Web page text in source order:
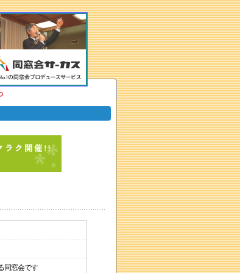
同窓会です